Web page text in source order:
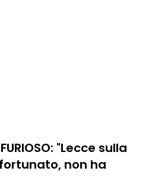
"Lecce sulla
non ha